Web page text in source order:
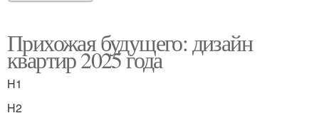
Прихожая будущего: дизайн
квартир 2025 года
H1
H2